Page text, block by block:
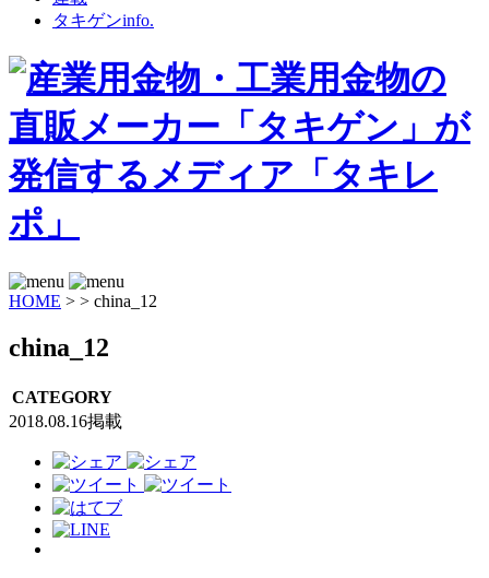
タキゲンinfo.
HOME > > china_12
china_12
CATEGORY
2018.08.16掲載